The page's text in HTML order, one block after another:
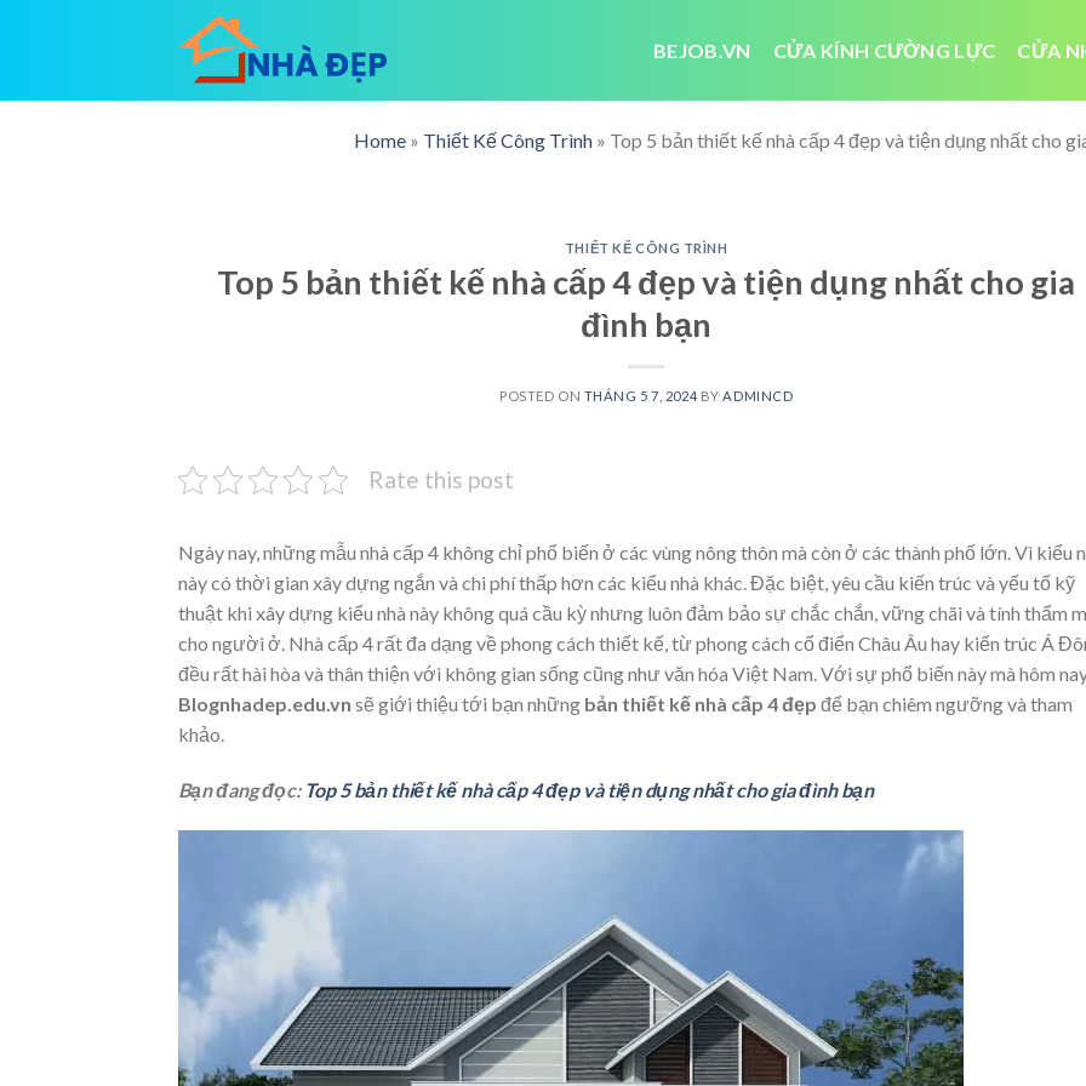
BEJOB.VN CỬA KÍNH CƯỜNG LỰC CỬA
Home » Thiết Kế Công Trình » Top 5 bản thiết kế nhà cấp 4 đẹp và tiện dụng nhất cho
THIẾT KẾ CÔNG TRÌNH
Top 5 bản thiết kế nhà cấp 4 đẹp và tiện dụng nhất cho gia
đình bạn
POSTED ON THÁNG 5 7, 2024 BYADMINCD
Rate this post
Ngày nay, những mẫu nhà cấp 4 không chỉ phổ biến ở các vùng nông thôn mà còn ở các thành phố lớn. Vì kiểu
này có thời gian xây dựng ngắn và chi phí thấp hơn các kiểu nhà khác. Đặc biệt, yêu cầu kiến ​​trúc và yếu tố kỹ
thuật khi xây dựng kiểu nhà này không quá cầu kỳ nhưng luôn đảm bảo sự chắc chắn, vững chãi và tính thẩm
cho người ở. Nhà cấp 4 rất đa dạng về phong cách thiết kế, từ phong cách cổ điển Châu Âu hay kiến ​​trúc Á
đều rất hài hòa và thân thiện với không gian sống cũng như văn hóa Việt Nam. Với sự phổ biến này mà hôm
Blognhadep.edu.vn sẽ giới thiệu tới bạn những bản thiết kế nhà cấp 4 đẹp để bạn chiêm ngưỡng và tham
khảo.
Bạn đang đọc: Top 5 bản thiết kế nhà cấp 4 đẹp và tiện dụng nhất cho gia đình bạn